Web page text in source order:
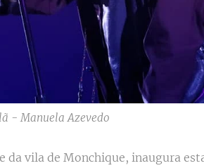
- Manuela Azevedo
vila de Monchique, inaugura